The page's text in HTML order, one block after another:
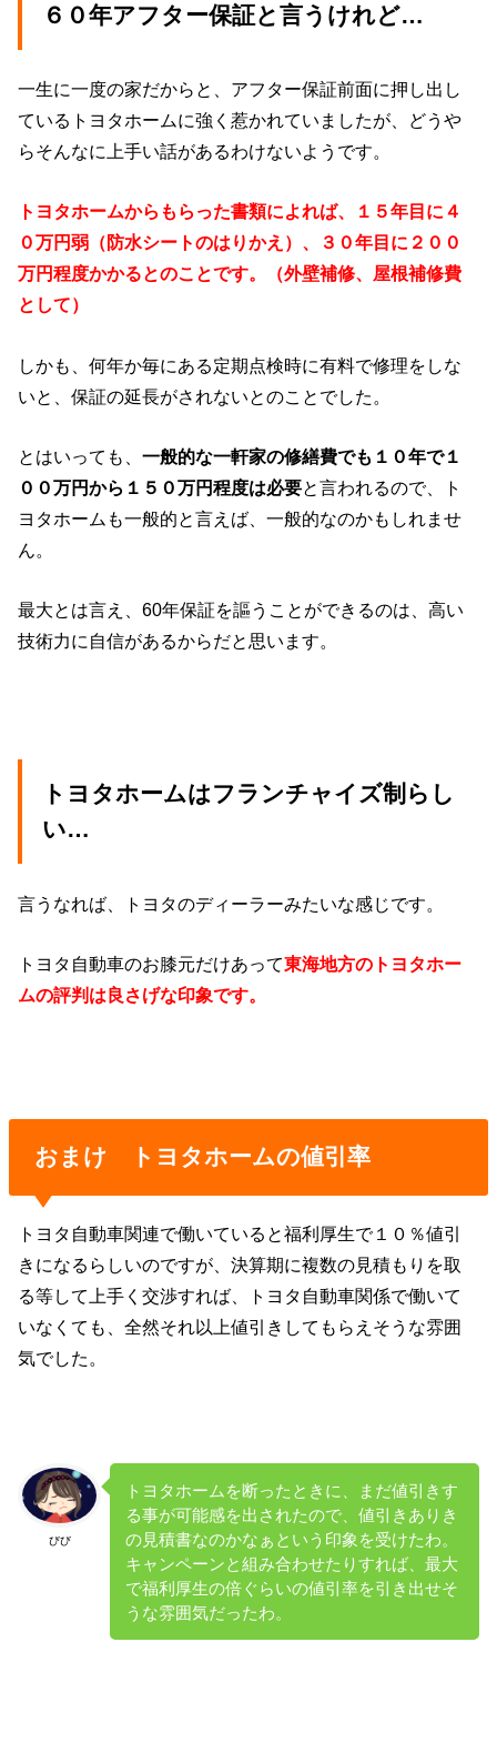
６０年アフター保証と言うけれど…
一生に一度の家だからと、アフター保証前面に押し出し
ているトヨタホームに強く惹かれていましたが、どうや
らそんなに上手い話があるわけないようです。
トヨタホームからもらった書類によれば、１５年目に４
０万円弱（防水シートのはりかえ）、３０年目に２００
万円程度かかるとのことです。（外壁補修、屋根補修費
として）
しかも、何年か毎にある定期点検時に有料で修理をしな
いと、保証の延長がされないとのことでした。
とはいっても、一般的な一軒家の修繕費でも１０年で１
００万円から１５０万円程度は必要と言われるので、ト
ヨタホームも一般的と言えば、一般的なのかもしれませ
ん。
最大とは言え、60年保証を謳うことができるのは、高い
技術力に自信があるからだと思います。
トヨタホームはフランチャイズ制らし
い…
言うなれば、トヨタのディーラーみたいな感じです。
トヨタ自動車のお膝元だけあって東海地方のトヨタホー
ムの評判は良さげな印象です。
おまけ トヨタホームの値引率
トヨタ自動車関連で働いていると福利厚生で１０％値引
きになるらしいのですが、決算期に複数の見積もりを取
る等して上手く交渉すれば、トヨタ自動車関係で働いて
いなくても、全然それ以上値引きしてもらえそうな雰囲
気でした。
びび
トヨタホームを断ったときに、まだ値引きす
る事が可能感を出されたので、値引きありき
の見積書なのかなぁという印象を受けたわ。
キャンペーンと組み合わせたりすれば、最大
で福利厚生の倍ぐらいの値引率を引き出せそ
うな雰囲気だったわ。